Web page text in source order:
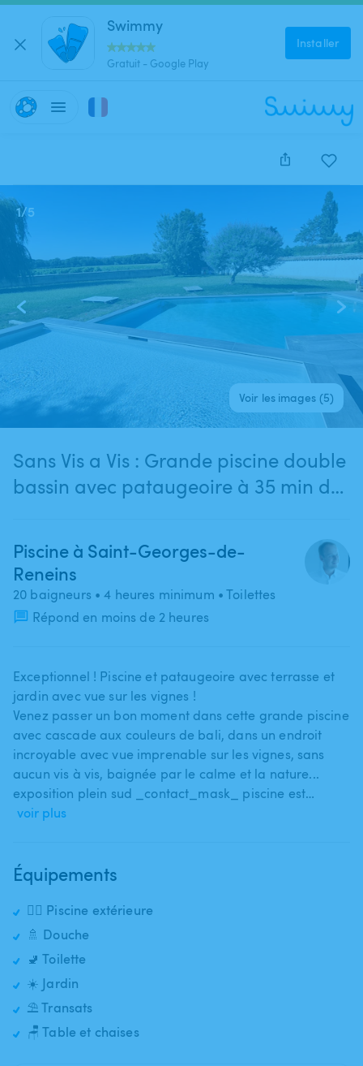
Swimmy
Gratuit - Google Play
Installer
1/5
Voir les images (5)
Sans Vis a Vis : Grande piscine double
bassin avec pataugeoire à 35 min de
Piscine à Saint-Georges-de-
Reneins
20 baigneurs • 4 heures minimum • Toilettes
Répond en moins de 2 heures
Exceptionnel ! Piscine et pataugeoire avec terrasse et
jardin avec vue sur les vignes !
Venez passer un bon moment dans cette grande piscine
avec cascade aux couleurs de bali​,​ dans un endroit
incroyable avec vue imprenable sur les vignes​,​ sans
aucun vis à vis​,​ baignée par le calme et la nature...
exposition plein sud _contact_mask_ piscine est…
voir plus
Équipements
🏊‍♂️ Piscine extérieure
🚿 Douche
🚽 Toilette
☀️ Jardin
⛱️ Transats
🪑 Table et chaises